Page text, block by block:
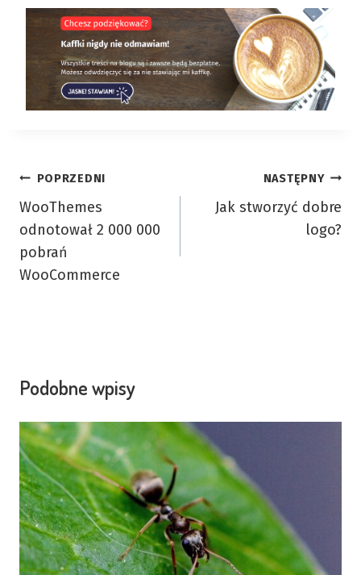
Nawigacja
wpisu
POPRZEDNI
WooThemes
odnotował 2 000 000
pobrań
WooCommerce
NASTĘPNY
Jak stworzyć dobre
logo?
Podobne wpisy